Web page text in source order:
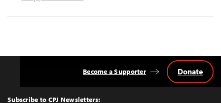
Top
Subscribe to CPJ Newsletters:
Become a Supporter Donate